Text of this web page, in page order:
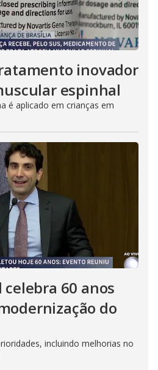
inovador
espinhal
é aplicado em crianças em
celebra 60 anos
do
incluindo melhorias no